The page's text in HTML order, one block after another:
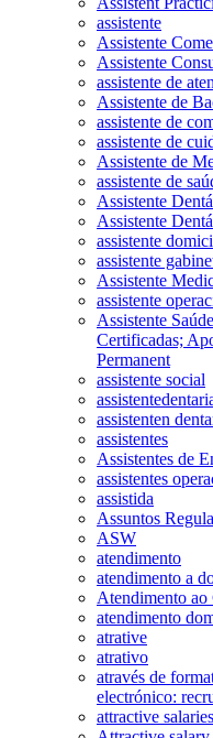
assistente
Assistente
Assistente
assistente de
Assistente de
assistente de
assistente de
Assistente de
assistente de
Assistente
Assistente
assistente
assistente
Assistente
assistente
Assistente
Certificadas;
Permanent
assistente social
assistenten
assistentes
Assistentes de
assistentes
assistida
Assuntos
ASW
atendimento
atendimento a
Atendimento ao
atendimento
atrative
atrativo
através de
electrónico:
attractive salaries